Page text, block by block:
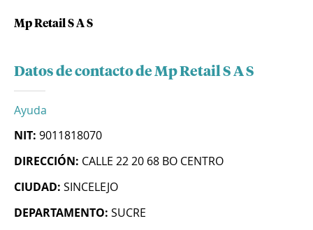
Mp Retail S A S
Datos de contacto de Mp Retail S A S
Ayuda
NIT: 9011818070
DIRECCIÓN: CALLE 22 20 68 BO CENTRO
CIUDAD: SINCELEJO
DEPARTAMENTO: SUCRE